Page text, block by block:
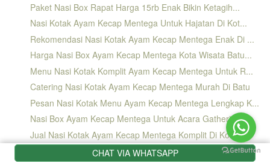
CHAT VIA WHATSAPP
Paket Nasi Box Rapat Harga 15rb Enak Bikin Ketagih...
Nasi Kotak Ayam Kecap Mentega Untuk Hajatan Di Kot...
Rekomendasi Nasi Kotak Ayam Kecap Mentega Enak Di ...
Harga Nasi Box Ayam Kecap Mentega Kota Wisata Batu...
Menu Nasi Kotak Komplit Ayam Kecap Mentega Untuk R...
Catering Nasi Kotak Ayam Kecap Mentega Murah Di Batu
Pesan Nasi Kotak Menu Ayam Kecap Mentega Lengkap K...
Nasi Box Ayam Kecap Mentega Untuk Acara Gathering ...
Jual Nasi Kotak Ayam Kecap Mentega Komplit Di Kota...
Jual Nasi Kotak Mewah Harga 25 Ribu Dengan Menu Ko...